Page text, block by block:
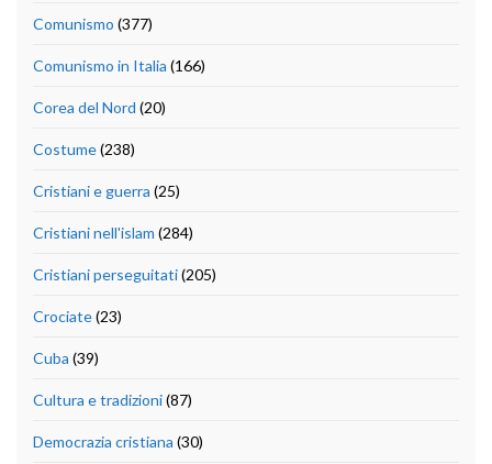
Comunismo (377)
Comunismo in Italia (166)
Corea del Nord (20)
Costume(238)
Cristiani e guerra (25)
Cristiani nell'islam (284)
Cristiani perseguitati(205)
Crociate(23)
Cuba (39)
Cultura e tradizioni(87)
Democrazia cristiana (30)